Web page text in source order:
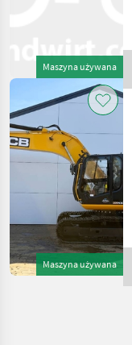
Maszyna używana
Maszyna używana